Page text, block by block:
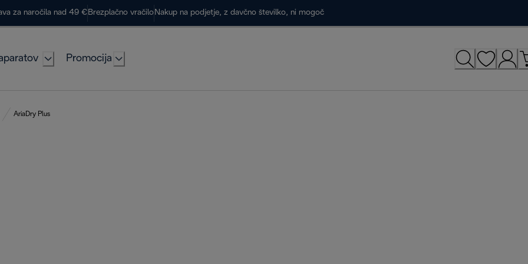
za naročila nad 49 € Brezplačno vračilo Nakup na podjetje, z davčno številko, ni mogoč
Promocija
AriaDry Plus